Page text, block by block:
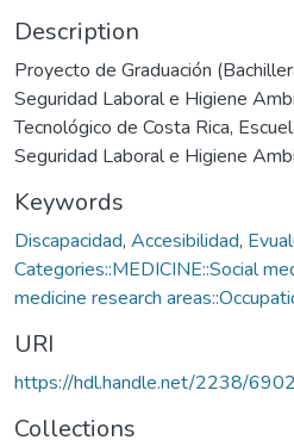
Description
Proyecto de Graduación
Seguridad Laboral e Higiene
Tecnológico de Costa Rica,
Seguridad Laboral e Higiene
Keywords
Discapacidad, Accesibilidad,
Categories::MEDICINE::Social
medicine research
URI
https://hdl.handle.net/2238/6902
Collections